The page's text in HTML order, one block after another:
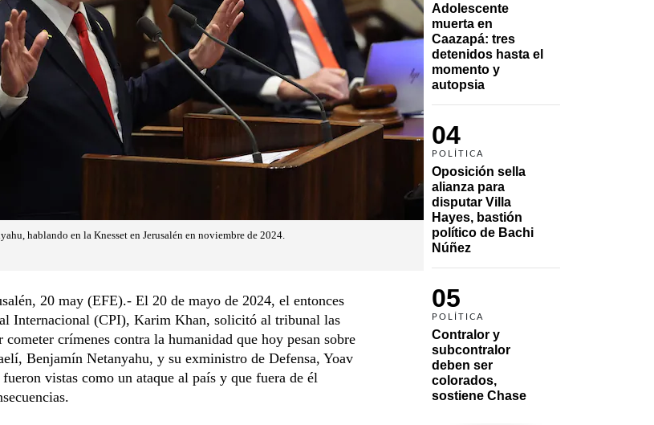
Adolescente
muerta en
Caazapá: tres
detenidos hasta el
momento y
autopsia
04
POLÍTICA
Oposición sella
alianza para
disputar Villa
Hayes, bastión
político de Bachi
Núñez
05
POLÍTICA
Contralor y
subcontralor
deben ser
colorados,
sostiene Chase
hablando en la Knesset en Jerusalén en noviembre de 2024.
20 may (EFE).- El 20 de mayo de 2024, el entonces
Internacional (CPI), Karim Khan, solicitó al tribunal las
cometer crímenes contra la humanidad que hoy pesan sobre
Benjamín Netanyahu, y su exministro de Defensa, Yoav
vistas como un ataque al país y que fuera de él